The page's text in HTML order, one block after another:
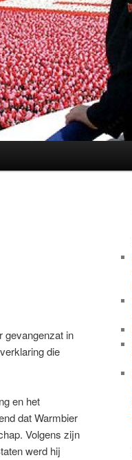
gevangenzat in
die
en het
dat Warmbier
Volgens zijn
werd hij